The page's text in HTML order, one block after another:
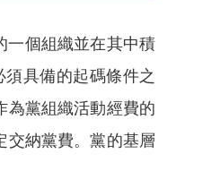
一個組織並在其中積
具備的起碼條件之
為黨組織活動經費的
交納黨費。黨的基層